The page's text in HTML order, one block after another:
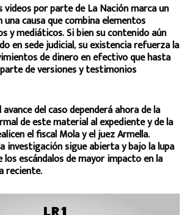
videos por parte de La Nación marca un
causa que combina elementos
y mediáticos. Si bien su contenido aún
en sede judicial, su existencia refuerza la
de dinero en efectivo que hasta
de versiones y testimonios
del caso dependerá ahora de la
de este material al expediente y de la
el fiscal Mola y el juez Armella.
investigación sigue abierta y bajo la lupa
los escándalos de mayor impacto en la
reciente.